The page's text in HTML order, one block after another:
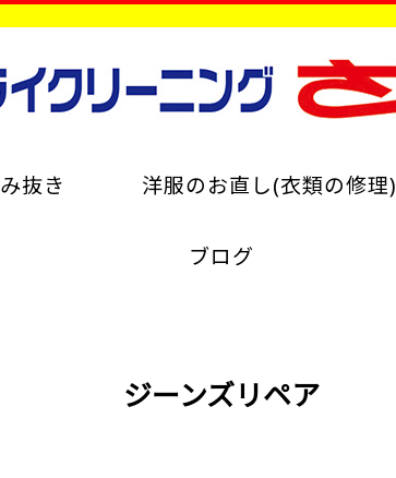
抜き 洋服のお直し(衣類の修理)
ブログ
ジーンズリペア